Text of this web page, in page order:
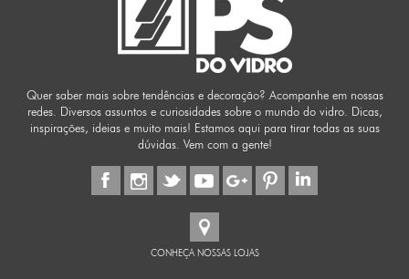
Quer saber mais sobre tendências e decoração? Acompanhe em nossas
redes. Diversos assuntos e curiosidades sobre o mundo do vidro. Dicas,
inspirações, ideias e muito mais! Estamos aqui para tirar todas as suas
dúvidas. Vem com a gente!
CONHEÇA NOSSAS LOJAS